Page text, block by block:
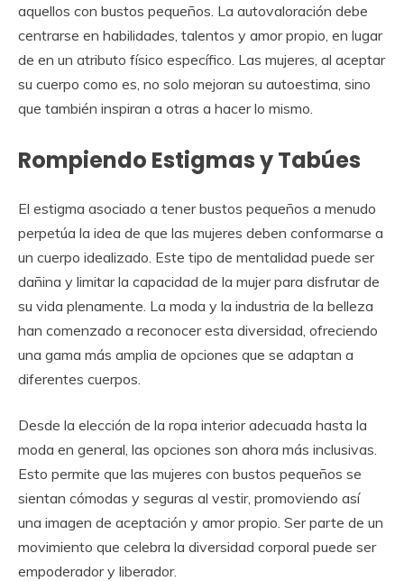
aquellos con bustos pequeños. La autovaloración debe
centrarse en habilidades, talentos y amor propio, en lugar
de en un atributo físico específico. Las mujeres, al aceptar
su cuerpo como es, no solo mejoran su autoestima, sino
que también inspiran a otras a hacer lo mismo.
Rompiendo Estigmas y Tabúes
El estigma asociado a tener bustos pequeños a menudo
perpetúa la idea de que las mujeres deben conformarse a
un cuerpo idealizado. Este tipo de mentalidad puede ser
dañina y limitar la capacidad de la mujer para disfrutar de
su vida plenamente. La moda y la industria de la belleza
han comenzado a reconocer esta diversidad, ofreciendo
una gama más amplia de opciones que se adaptan a
diferentes cuerpos.
Desde la elección de la ropa interior adecuada hasta la
moda en general, las opciones son ahora más inclusivas.
Esto permite que las mujeres con bustos pequeños se
sientan cómodas y seguras al vestir, promoviendo así
una imagen de aceptación y amor propio. Ser parte de un
movimiento que celebra la diversidad corporal puede ser
empoderador y liberador.